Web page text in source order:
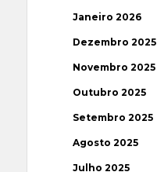
Janeiro 2026
Dezembro 2025
Novembro 2025
Outubro 2025
Setembro 2025
Agosto 2025
Julho 2025